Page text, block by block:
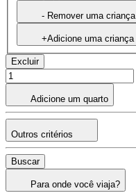
- Remover uma criança
+Adicione uma criança
Excluir
Adicione um quarto
Outros critérios
Buscar
Para onde você viaja?